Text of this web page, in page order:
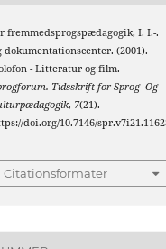
fremmedsprogspædagogik, I. I.-.
dokumentationscenter. (2001).
- Litteratur og film.
Tidsskrift for Sprog- Og
, 7(21).
doi.org/10.7146/
Citationsformater